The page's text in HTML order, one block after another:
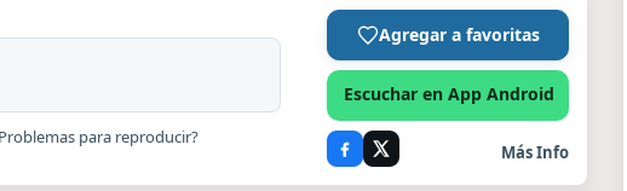
para reproducir?
Agregar a favoritas
Escuchar en App Android
Más Info